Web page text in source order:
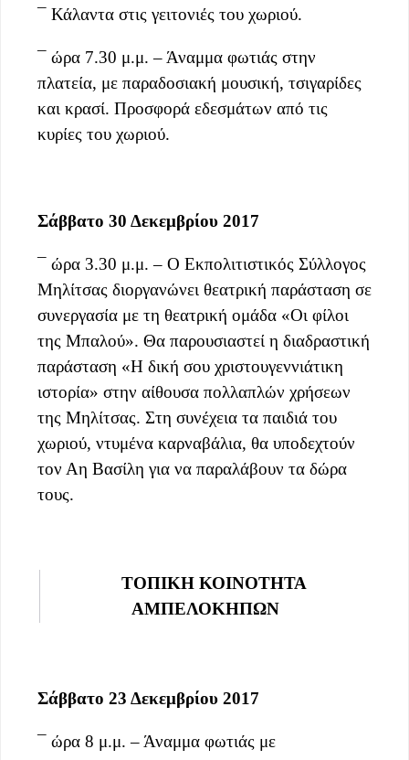
¯ Κάλαντα στις γειτονιές του χωριού.
¯ ώρα 7.30 μ.μ. – Άναμμα φωτιάς στην
πλατεία, με παραδοσιακή μουσική, τσιγαρίδες
και κρασί. Προσφορά εδεσμάτων από τις
κυρίες του χωριού.
Σάββατο 30 Δεκεμβρίου 2017
¯ ώρα 3.30 μ.μ. – Ο Εκπολιτιστικός Σύλλογος
Μηλίτσας διοργανώνει θεατρική παράσταση σε
συνεργασία με τη θεατρική ομάδα «Οι φίλοι
της Μπαλού». Θα παρουσιαστεί η διαδραστική
παράσταση «Η δική σου χριστουγεννιάτικη
ιστορία» στην αίθουσα πολλαπλών χρήσεων
της Μηλίτσας. Στη συνέχεια τα παιδιά του
χωριού, ντυμένα καρναβάλια, θα υποδεχτούν
τον Αη Βασίλη για να παραλάβουν τα δώρα
τους.
ΤΟΠΙΚΗ ΚΟΙΝΟΤΗΤΑ
ΑΜΠΕΛΟΚΗΠΩΝ
Σάββατο 23 Δεκεμβρίου 2017
¯ ώρα 8 μ.μ. – Άναμμα φωτιάς με